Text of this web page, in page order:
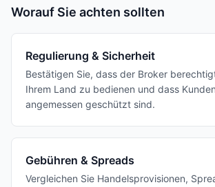
Worauf Sie achten sollten
Regulierung & Sicherheit
Bestätigen Sie, dass der Broker
Ihrem Land zu bedienen und dass
angemessen geschützt sind.
Gebühren & Spreads
Vergleichen Sie Handelsprovisionen,